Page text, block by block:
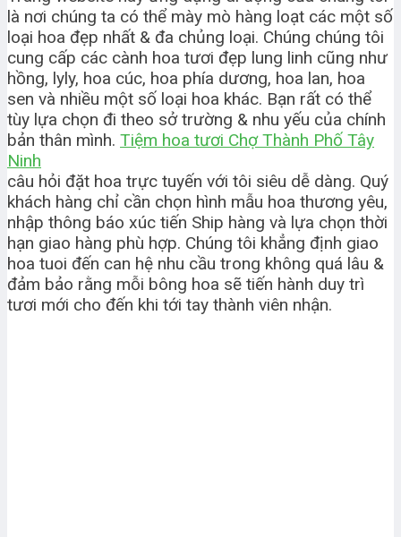
là nơi chúng ta có thể mày mò hàng loạt các một số
loại hoa đẹp nhất & đa chủng loại. Chúng chúng tôi
cung cấp các cành hoa tươi đẹp lung linh cũng như
hồng, lyly, hoa cúc, hoa phía dương, hoa lan, hoa
sen và nhiều một số loại hoa khác. Bạn rất có thể
tùy lựa chọn đi theo sở trường & nhu yếu của chính
bản thân mình. Tiệm hoa tươi Chợ Thành Phố Tây
Ninh
câu hỏi đặt hoa trực tuyến với tôi siêu dễ dàng. Quý
khách hàng chỉ cần chọn hình mẫu hoa thương yêu,
nhập thông báo xúc tiến Ship hàng và lựa chọn thời
hạn giao hàng phù hợp. Chúng tôi khẳng định giao
hoa tuoi đến can hệ nhu cầu trong không quá lâu &
đảm bảo rằng mỗi bông hoa sẽ tiến hành duy trì
tươi mới cho đến khi tới tay thành viên nhận.